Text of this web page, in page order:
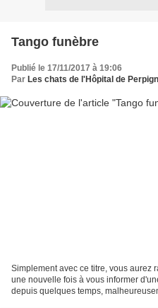
Tango funèbre
Publié le 17/11/2017 à 19:06
Par Les chats de l'Hôpital de
Simplement avec ce titre, vous aurez
une nouvelle fois à vous informer
depuis quelques temps,